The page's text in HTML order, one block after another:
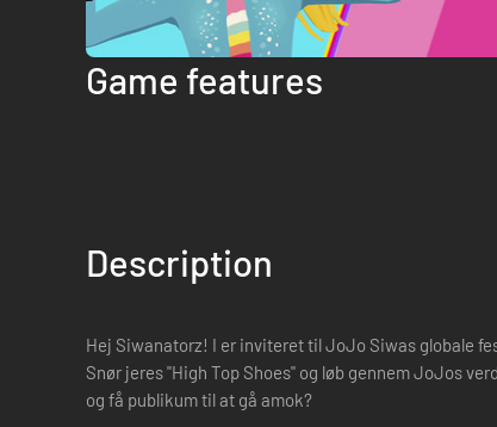
Game features
Description
Hej Siwanatorz! I er inviteret til JoJo Siwas globale
Snør jeres "High Top Shoes" og løb gennem JoJos
og få publikum til at gå amok?